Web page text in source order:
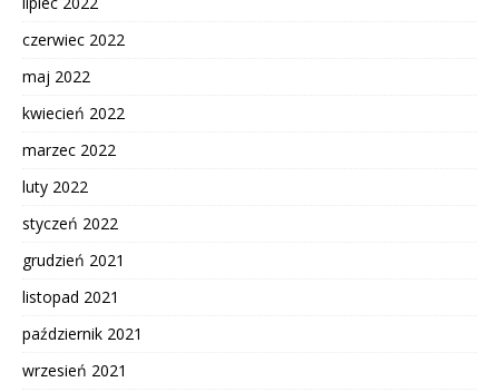
czerwiec 2022
maj 2022
kwiecień 2022
marzec 2022
luty 2022
styczeń 2022
grudzień 2021
listopad 2021
październik 2021
wrzesień 2021